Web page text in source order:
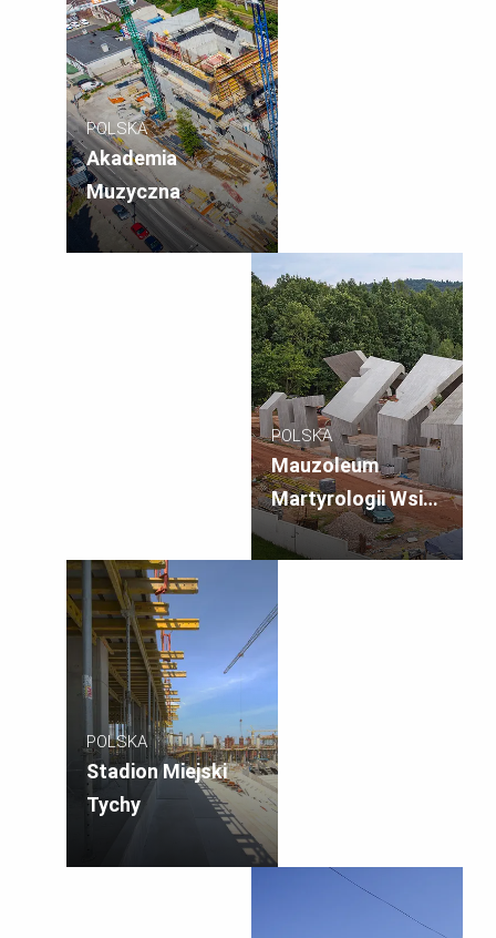
POLSKA
Akademia
Muzyczna
POLSKA
Mauzoleum
Martyrologii Wsi
Polskich
POLSKA
Stadion Miejski
Tychy